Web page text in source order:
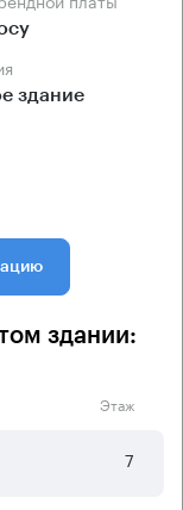
здание
здании:
Этаж
7